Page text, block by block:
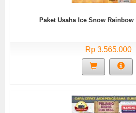
Paket Usaha Ice Snow Rainbow
Rp 3.565.000